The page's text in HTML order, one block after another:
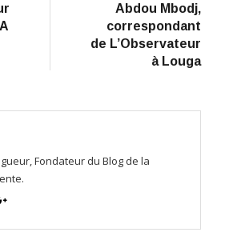
Abdou Mbodj,
correspondant
de L’Observateur
à Louga
Fondateur du Blog de la